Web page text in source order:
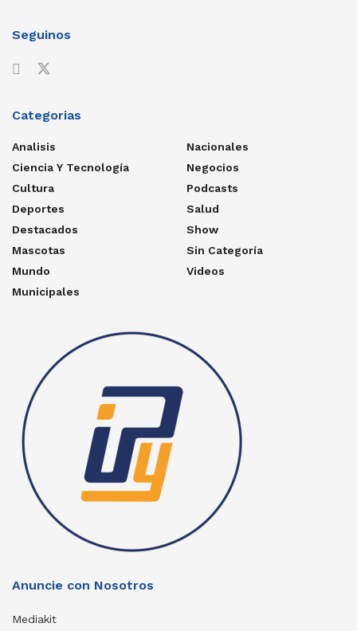
Seguinos
Categorias
Analisis
Ciencia Y Tecnología
Cultura
Deportes
Destacados
Mascotas
Mundo
Municipales
Nacionales
Negocios
Podcasts
Salud
Show
Sin Categoría
Videos
Anuncie con Nosotros
Mediakit